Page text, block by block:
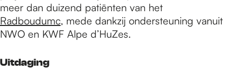
meer dan duizend patiënten van het
Radboudumc, mede dankzij ondersteuning vanuit
NWO en KWF Alpe d’HuZes.
Uitdaging